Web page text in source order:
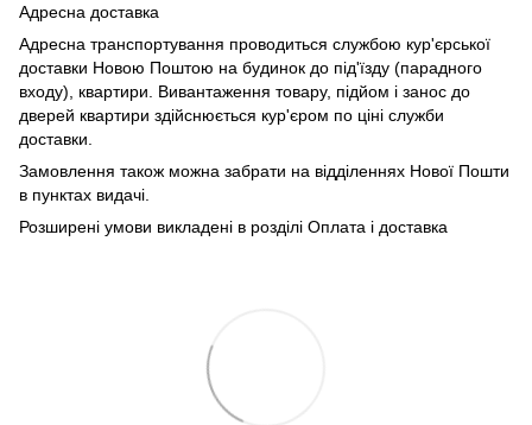
Адресна доставка
Адресна транспортування проводиться службою кур'єрської
доставки Новою Поштою на будинок до під'їзду (парадного
входу), квартири. Вивантаження товару, підйом і занос до
дверей квартири здійснюється кур'єром по ціні служби
доставки.
Замовлення також можна забрати на відділеннях Нової Пошти
в пунктах видачі.
Розширені умови викладені в розділі Оплата і доставка